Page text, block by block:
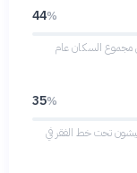
44%
في لبنان من 12% عام 2012 إلى 44% من مجموع السكان عام
35%
3.98 مليون شخص، يعيشون تحت خط الفقر في